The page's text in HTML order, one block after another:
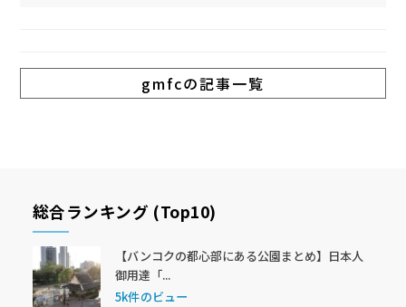
gmfcの記事一覧
総合ランキング (Top10)
【バンコクの都心部にある公園まとめ】日本人
御用達「...
5k件のビュー